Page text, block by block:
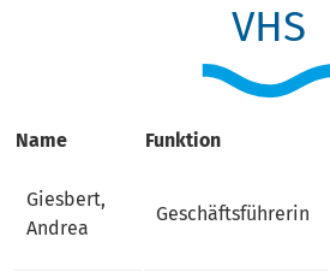
VHS
Name Funktion
Giesbert,
Andrea
Geschäftsführerin